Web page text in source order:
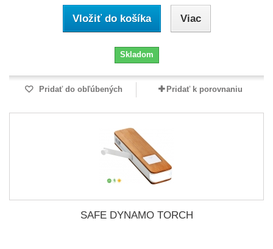
Vložiť do košíka Viac
Skladom
Pridať do obľúbených Pridať k porovnaniu
SAFE DYNAMO TORCH